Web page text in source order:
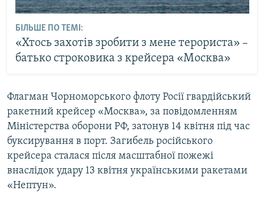
БІЛЬШЕ ПО ТЕМІ:
«Хтось захотів зробити з мене терориста» –
батько строковика з крейсера «Москва»
Флагман Чорноморського флоту Росії гвардійський
ракетний крейсер «Москва», за повідомленням
Міністерства оборони РФ, затонув 14 квітня під час
буксирування в порт. Загибель російського
крейсера сталася після масштабної пожежі
внаслідок удару 13 квітня українськими ракетами
«Нептун».